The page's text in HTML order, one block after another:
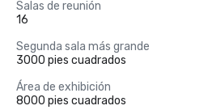
Salas de reunión
16
Segunda sala más grande
3000 pies cuadrados
Área de exhibición
8000 pies cuadrados